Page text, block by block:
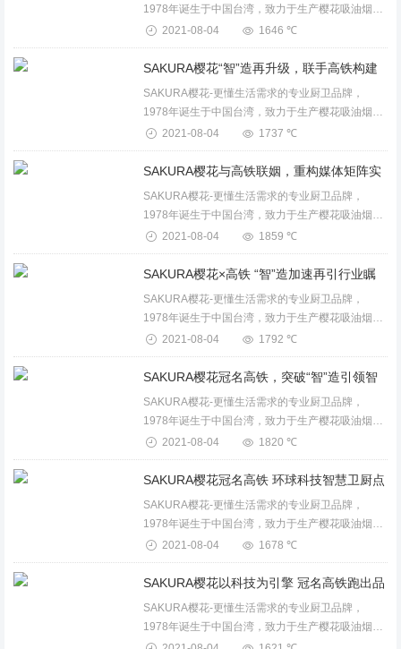
1978年诞生于中国台湾，致力于生产樱花吸油烟
机、燃气灶、消毒柜、保洁柜、电蒸箱、电烤箱、
燃气热水器、电热水器、壁挂炉、整体厨房等卫厨
产品。...
2021-08-04 1646 ℃
SAKURA樱花-更懂生活需求的专业厨卫品牌，
1978年诞生于中国台湾，致力于生产樱花吸油烟
机、燃气灶、消毒柜、保洁柜、电蒸箱、电烤箱、
燃气热水器、电热水器、壁挂炉、整体厨房等卫厨
产品。...
2021-08-04 1737 ℃
SAKURA樱花-更懂生活需求的专业厨卫品牌，
1978年诞生于中国台湾，致力于生产樱花吸油烟
机、燃气灶、消毒柜、保洁柜、电蒸箱、电烤箱、
燃气热水器、电热水器、壁挂炉、整体厨房等卫厨
产品。...
2021-08-04 1859 ℃
SAKURA樱花-更懂生活需求的专业厨卫品牌，
1978年诞生于中国台湾，致力于生产樱花吸油烟
机、燃气灶、消毒柜、保洁柜、电蒸箱、电烤箱、
燃气热水器、电热水器、壁挂炉、整体厨房等卫厨
产品。...
2021-08-04 1792 ℃
SAKURA樱花-更懂生活需求的专业厨卫品牌，
1978年诞生于中国台湾，致力于生产樱花吸油烟
机、燃气灶、消毒柜、保洁柜、电蒸箱、电烤箱、
燃气热水器、电热水器、壁挂炉、整体厨房等卫厨
产品。...
2021-08-04 1820 ℃
SAKURA樱花-更懂生活需求的专业厨卫品牌，
1978年诞生于中国台湾，致力于生产樱花吸油烟
机、燃气灶、消毒柜、保洁柜、电蒸箱、电烤箱、
燃气热水器、电热水器、壁挂炉、整体厨房等卫厨
产品。...
2021-08-04 1678 ℃
SAKURA樱花-更懂生活需求的专业厨卫品牌，
1978年诞生于中国台湾，致力于生产樱花吸油烟
机、燃气灶、消毒柜、保洁柜、电蒸箱、电烤箱、